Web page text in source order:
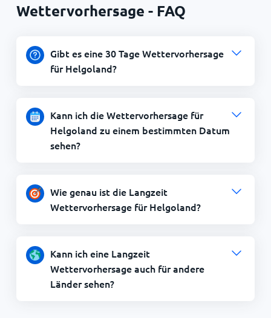
Wettervorhersage - FAQ
Gibt es eine 30 Tage Wettervorhersage
für Helgoland?
Kann ich die Wettervorhersage für
Helgoland zu einem bestimmten Datum
sehen?
Wie genau ist die Langzeit
Wettervorhersage für Helgoland?
Kann ich eine Langzeit
Wettervorhersage auch für andere
Länder sehen?